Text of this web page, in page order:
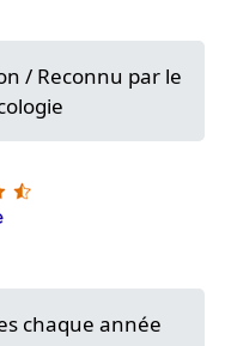
/ Reconnu par le
chaque année